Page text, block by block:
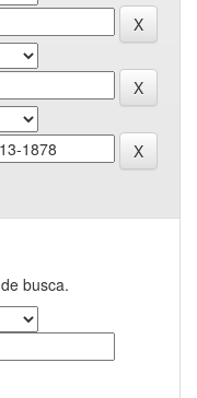
busca.